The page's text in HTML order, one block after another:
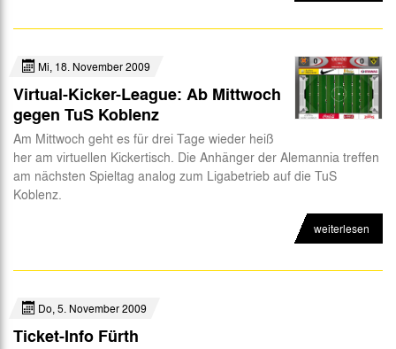
Mi, 18. November 2009
Virtual-Kicker-League: Ab Mittwoch
gegen TuS Koblenz
Am Mittwoch geht es für drei Tage wieder heiß
her am virtuellen Kickertisch. Die Anhänger der Alemannia treffen
am nächsten Spieltag analog zum Ligabetrieb auf die TuS
Koblenz.
weiterlesen
Do, 5. November 2009
Ticket-Info Fürth